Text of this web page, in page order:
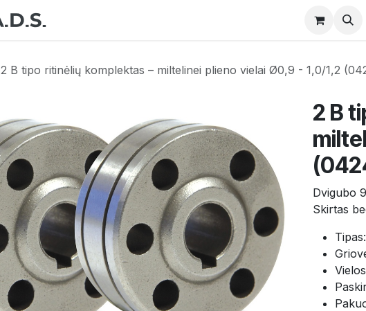
2 B tipo ritinėlių komplektas – miltelinei plieno vielai Ø0,9 - 1,0/1,2
2 B
Dvigubo
Skirtas